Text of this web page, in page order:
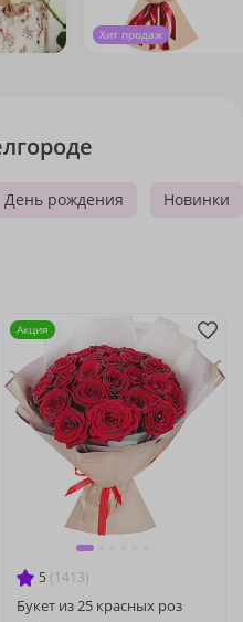
Хит продаж
День рождения Новинки
5 (1413)
Букет из 25 красных роз
Акция